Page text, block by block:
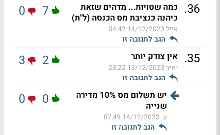
36
. כמה שטויות... מדהים שזאת
כיהנה כנציבת מס הכנסה (ל"ת)
אייל14/12/2023 04:42
הגב לתגובה זו
7
0
35
. אין צודק יותר
יאיר13/12/2023 23:22
הגב לתגובה זו
2
3
יש תשלום מס 10% מדירה
שנייה
ע. 14/12/2023 07:49
הגב לתגובה זו
0
0